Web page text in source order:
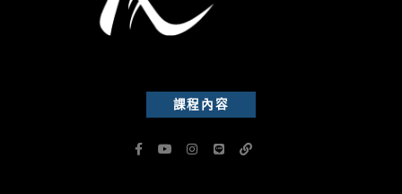
課程內容
F
a
Y
o
I
n
L
i
L
i